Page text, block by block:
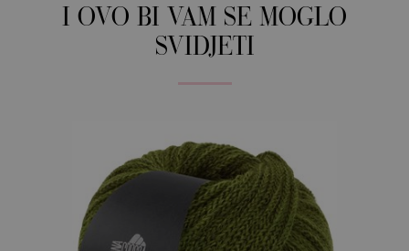
I OVO BI VAM SE MOGLO
SVIDJETI